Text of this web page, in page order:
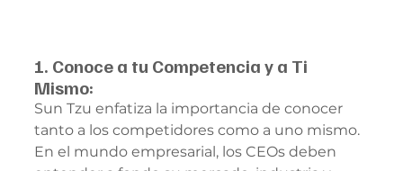
1. Conoce a tu Competencia y a Ti
Mismo:
Sun Tzu enfatiza la importancia de conocer
tanto a los competidores como a uno mismo.
En el mundo empresarial, los CEOs deben